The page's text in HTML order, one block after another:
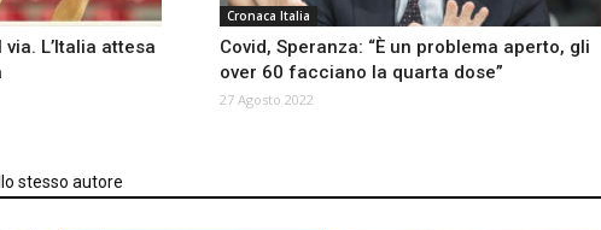
L’Italia attesa
Cronaca Italia
Covid, Speranza: “È un problema aperto, gli
over 60 facciano la quarta dose”
27 Agosto 2022
stesso autore